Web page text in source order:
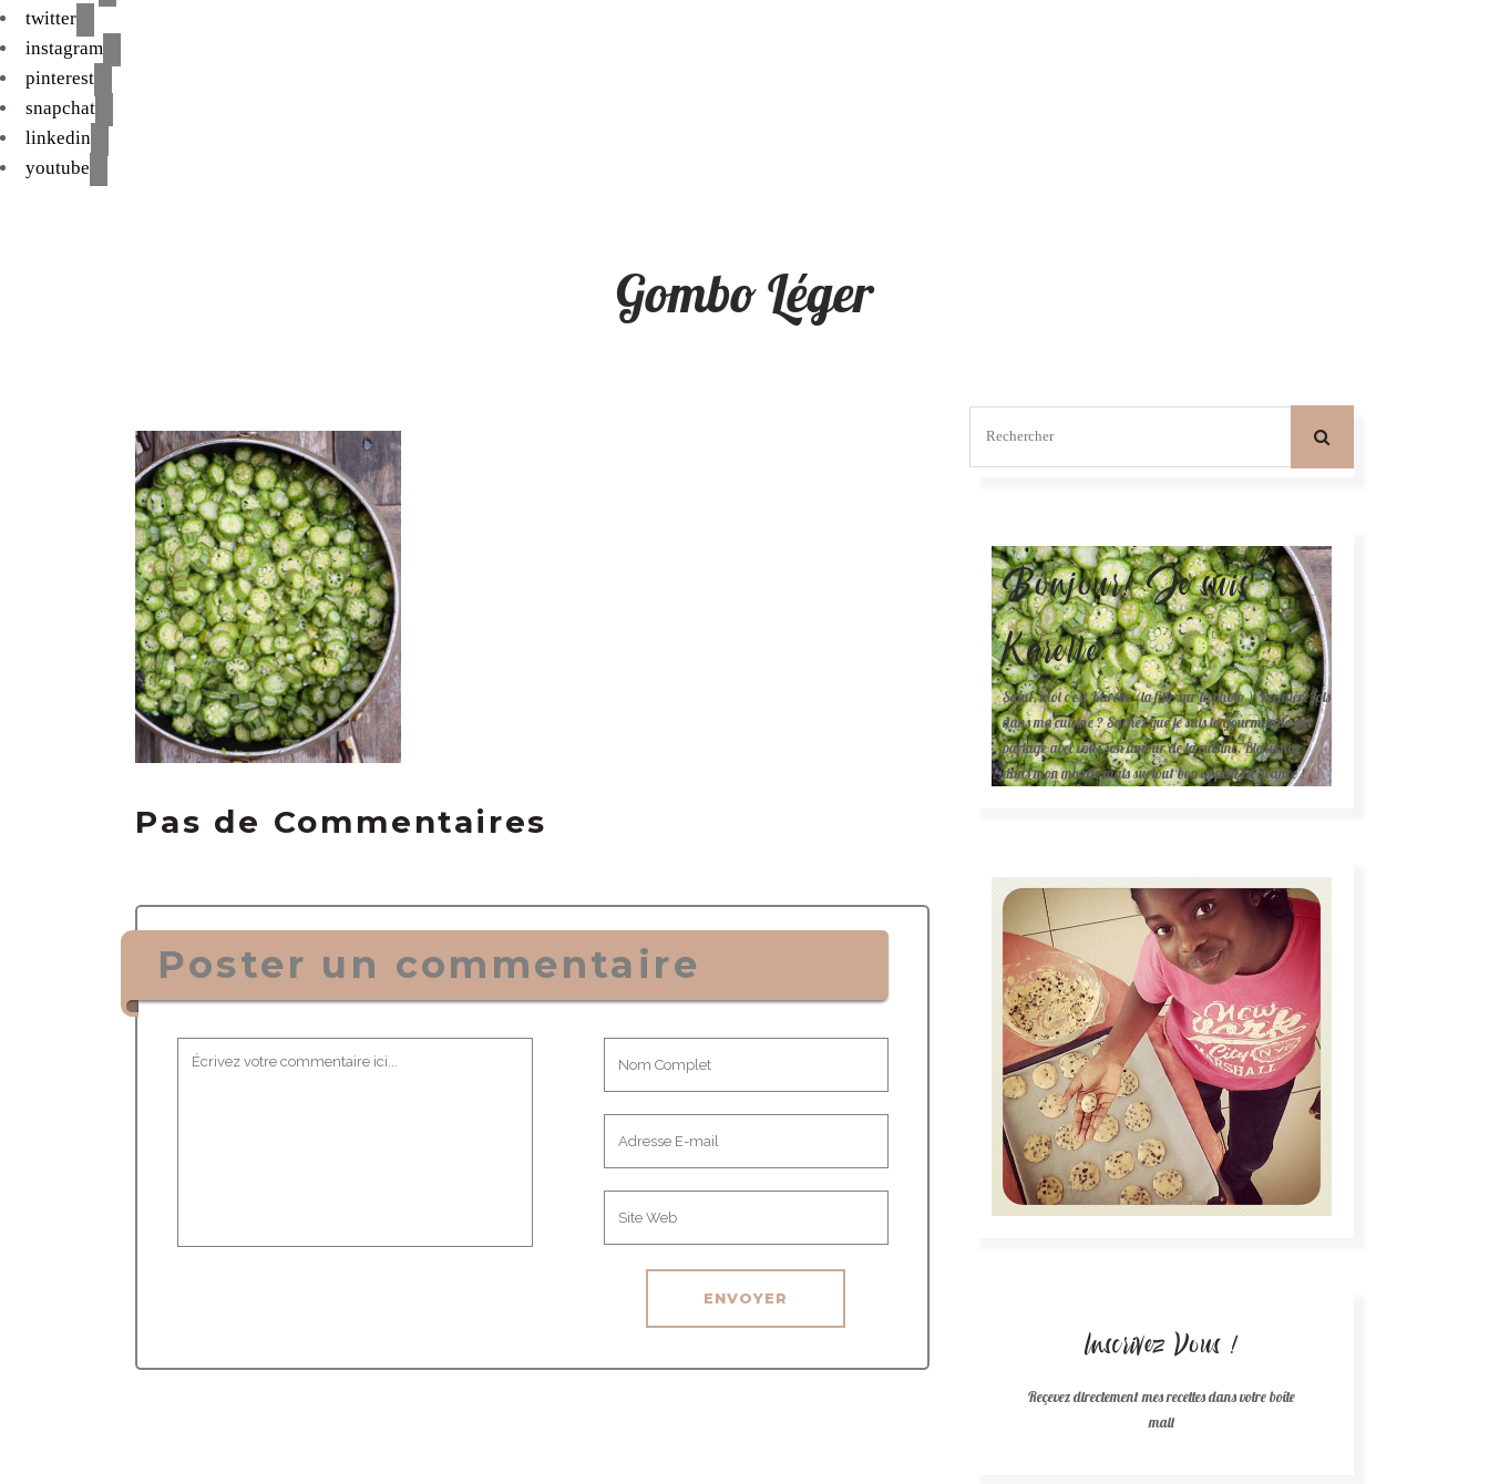
twitter
instagram
pinterest
snapchat
linkedin
youtube
Gombo Léger
Pas de Commentaires
Poster un commentaire
Bonjour! Je suis
Karelle.
Salut, moi c'est Karelle (la fille sur la photo ). Première fois
dans ma cuisine ? Sachez que je suis la gourmande qui
partage avec vous son amour de la cuisine. Bienvenue
dans mon monde mais surtout bon appétit en avance !
Inscrivez Vous !
Reçevez directement mes recettes dans votre boîte
mail